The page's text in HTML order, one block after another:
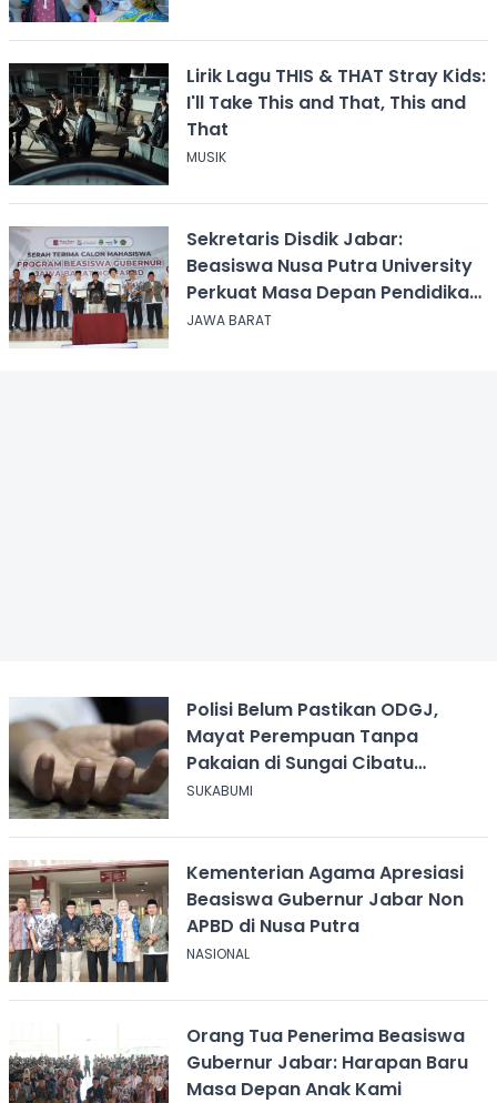
Lirik Lagu THIS & THAT Stray Kids:
I'll Take This and That, This and
That
MUSIK
Sekretaris Disdik Jabar:
Beasiswa Nusa Putra University
Perkuat Masa Depan Pendidikan
Jawa Barat
JAWA BARAT
Polisi Belum Pastikan ODGJ,
Mayat Perempuan Tanpa
Pakaian di Sungai Cibatu
Cikembar
SUKABUMI
Kementerian Agama Apresiasi
Beasiswa Gubernur Jabar Non
APBD di Nusa Putra
NASIONAL
Orang Tua Penerima Beasiswa
Gubernur Jabar: Harapan Baru
Masa Depan Anak Kami